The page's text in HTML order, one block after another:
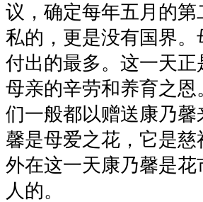
议，确定每年五月的
私的，更是没有国界
付出的最多。这一天
母亲的辛劳和养育之
们一般都以赠送康乃
馨是母爱之花，它是
外在这一天康乃馨是
人的。